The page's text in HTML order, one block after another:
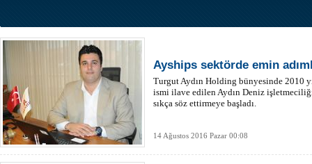
Ayships sektörde emin
Turgut Aydın Holding bünyesinde 2010
ismi ilave edilen Aydın Deniz işletmeciliği
sıkça söz ettirmeye başladı.
14 Ağustos 2016 Pazar 00:08